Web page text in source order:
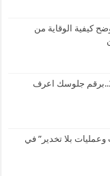
كيفية الوقاية من
الشهادة الإعدادية بأسوان 2026..برقم جلوسك اعرف
بلا تخدير” في